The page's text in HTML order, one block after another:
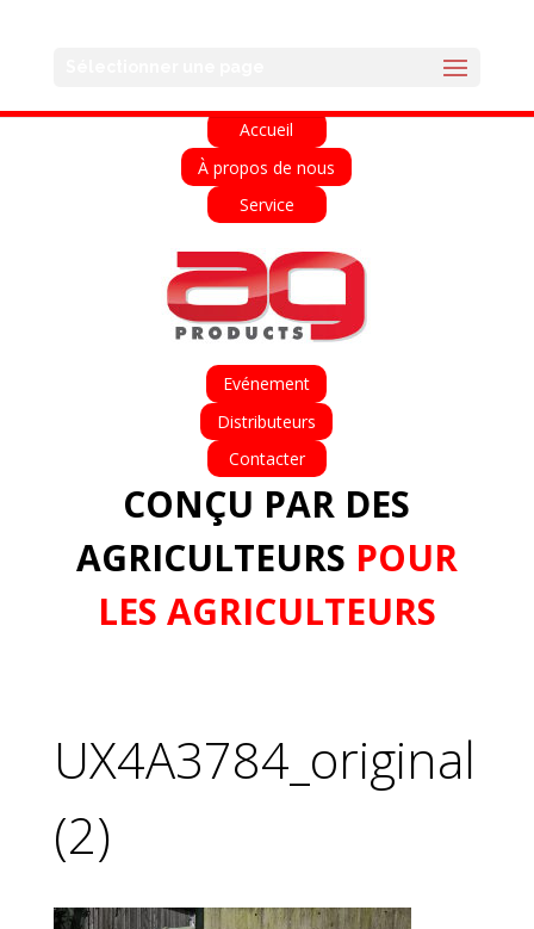
Accueil
À propos de nous
Service
Evénement
Distributeurs
Contacter
CONÇU PAR DES
AGRICULTEURS POUR
LES AGRICULTEURS
UX4A3784_original
(2)